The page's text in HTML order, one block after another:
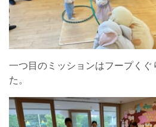
一つ目のミッションはフープくぐ
た。